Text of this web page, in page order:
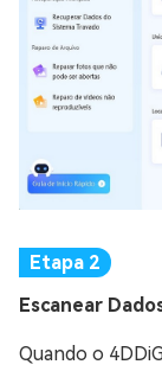
Escanear
Quando o